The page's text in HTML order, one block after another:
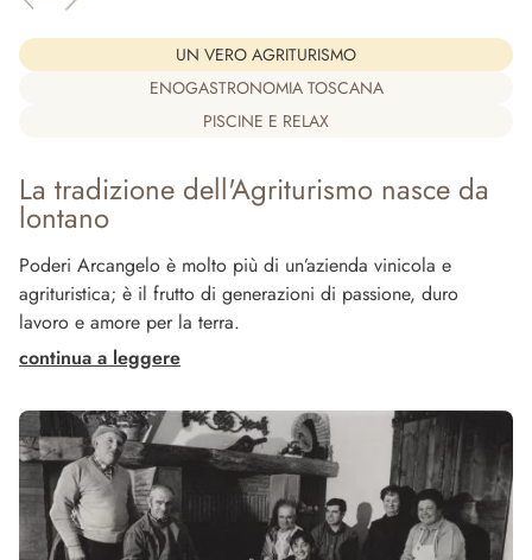
UN VERO AGRITURISMO
ENOGASTRONOMIA TOSCANA
PISCINE E RELAX
La tradizione dell'Agriturismo nasce da
lontano
Poderi Arcangelo è molto più di un’azienda vinicola e
agrituristica; è il frutto di generazioni di passione, duro
lavoro e amore per la terra.
Le radici profonde della famiglia Mora, contadini orgogliosi
sinonimo di fatica e sacrificio, si sono saldamente ancorate
alla fertile toscana, coronando il sogno di possedere un
pezzetto di terra da chiamare proprio. Lì, con tenacia e
sacrificio, hanno trasformato piccoli appezzamenti in un’oasi
di produzione di alta qualità.
Ogni bottiglia è il risultato di un’arte tramandata di
continua a leggere